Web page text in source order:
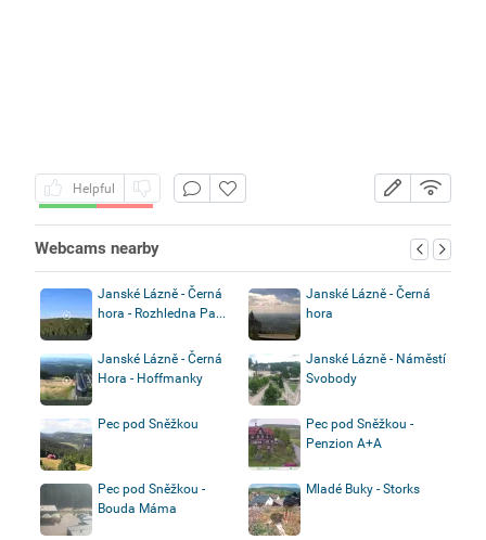
Helpful
Webcams nearby
Janské Lázně - Černá
hora - Rozhledna Pa...
Janské Lázně - Černá
hora
Janské Lázně - Černá
Hora - Hoffmanky
Janské Lázně - Náměstí
Svobody
Pec pod Sněžkou
Pec pod Sněžkou -
Penzion A+A
Pec pod Sněžkou -
Bouda Máma
Mladé Buky - Storks